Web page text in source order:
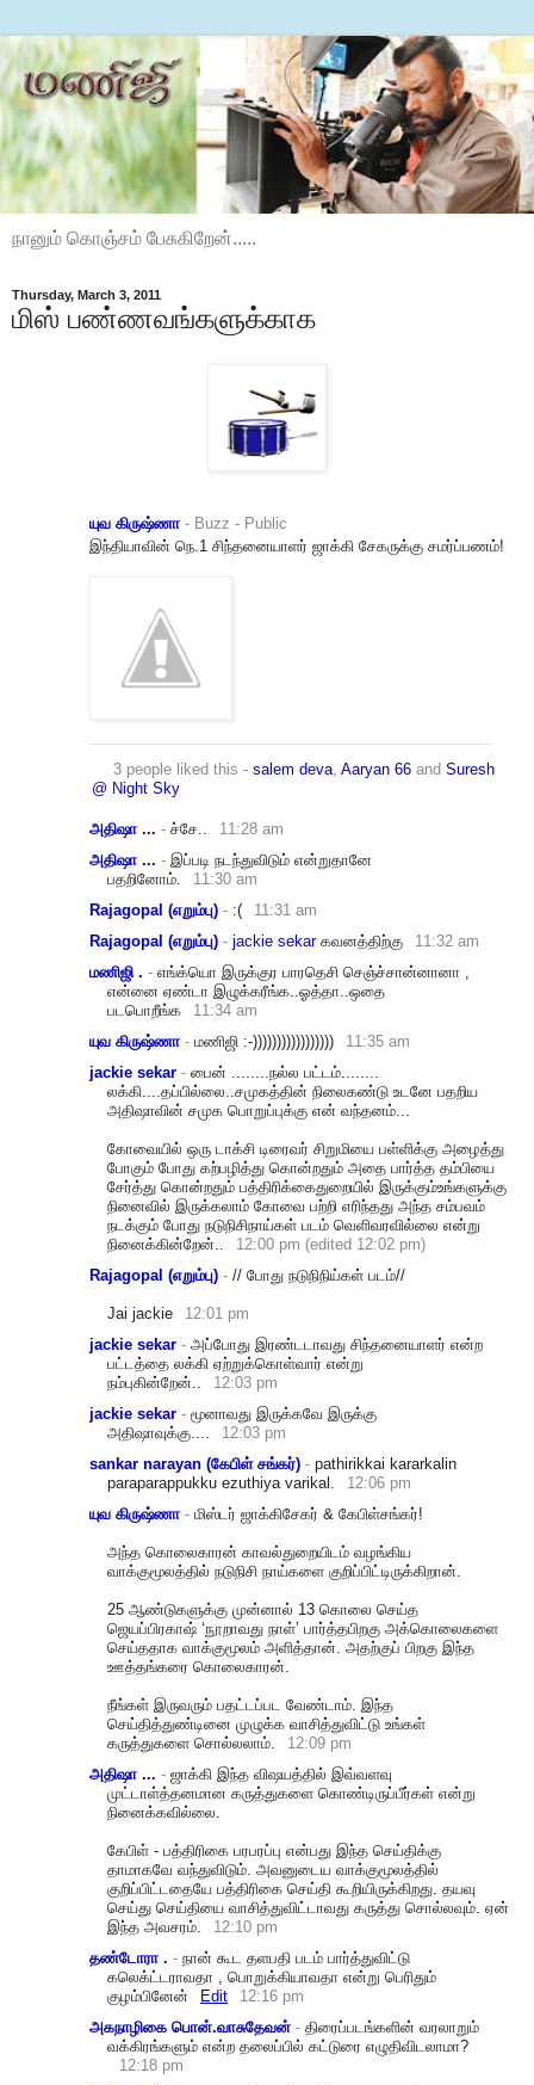
நானும் கொஞ்சம் பேசுகிறேன்.....
Thursday, March 3, 2011
மிஸ் பண்ணவங்களுக்காக
யுவ கிருஷ்ணா - Buzz - Public
இந்தியாவின் நெ.1 சிந்தனையாளர் ஜாக்கி சேகருக்கு சமர்ப்பணம்!
3 people liked this - salem deva Aaryan 66 and Suresh
@ Night Sky
அதிஷா ... - ச்சே..
11:28 am
அதிஷா ... - இப்படி நடந்துவிடும் என்றுதானே
பதறினோம்.
11:30 am
Rajagopal (எறும்பு) - :(
11:31 am
Rajagopal (எறும்பு) - jackie sekarகவனத்திற்கு
11:32 am
மணிஜி . - எங்க்யொ இருக்குர பாரதெசி செஞ்ச்சான்னானா ,
என்னை ஏண்டா இழுக்கரீங்க..ஓத்தா.. ஒதை
படபொறீங்க
11:34 am
யுவ கிருஷ்ணா - மணிஜி :-)))))))))))))))))
11:35 am
jackie sekar - பைன் ........நல்ல பட்டம்........
லக்கி....தப்பில்லை.. சமுகத்தின் நிலைகண்டு உடனே பதறிய
அதிஷாவின் சமுக பொறுப்புக்கு என் வந்தனம்...
கோவையில் ஒரு டாக்சி டிரைவர் சிறுமியை பள்ளிக்கு அழைத்து
போகும் போது கற்பழித்து கொன்றதும் அதை பார்த்த தம்பியை
சேர்த்து கொன்றதும் பத்திரிக்கைதுறையில் இருக்கும்உங்களுக்கு
நினைவில் இருக்கலாம் கோவை பற்றி எரிந்தது அந்த சம்பவம்
நடக்கும் போது நடுநிசிநாய்கள் படம் வெளிவரவில்லை என்று
நினைக்கின்றேன்..
12:00 pm (edited 12:02 pm)
Rajagopal (எறும்பு) - // போது நடுநிநிய்கள் படம்//
Jai jackie
12:01 pm
jackie sekar - அப்போது இரண்டடாவது சிந்தனையாளர் என்ற
பட்டத்தை லக்கி ஏற்றுக்கொள்வார் என்று
நம்புகின்றேன்..
12:03 pm
jackie sekar - மூனாவது இருக்கவே இருக்கு
அதிஷாவுக்கு....
12:03 pm
sankar narayan (கேபிள் சங்கர்) - pathirikkai kararkalin
paraparappukku ezuthiya varikal.
12:06 pm
யுவ கிருஷ்ணா - மிஸ்டர் ஜாக்கிசேகர் & கேபிள்சங்கர்!
அந்த கொலைகாரன் காவல்துறையிடம் வழங்கிய
வாக்குமூலத்தில் நடுநிசி நாய்களை குறிப்பிட்டிருக்கிறான்.
25 ஆண்டுகளுக்கு முன்னால் 13 கொலை செய்த
ஜெயப்பிரகாஷ் ‘நூறாவது நாள்’ பார்த்தபிறகு அக்கொலைகளை
செய்ததாக வாக்குமூலம் அளித்தான். அதற்குப் பிறகு இந்த
ஊத்தங்கரை கொலைகாரன்.
நீங்கள் இருவரும் பதட்டப்பட வேண்டாம். இந்த
செய்தித்துண்டினை முழுக்க வாசித்துவிட்டு உங்கள்
கருத்துகளை சொல்லலாம்.
12:09 pm
அதிஷா ... - ஜாக்கி இந்த விஷயத்தில் இவ்வளவு
முட்டாள்த்தனமான கருத்துகளை கொண்டிருப்பீர்கள் என்று
நினைக்கவில்லை.
கேபிள் - பத்திரிகை பரபரப்பு என்பது இந்த செய்திக்கு
தாமாகவே வந்துவிடும். அவனுடைய வாக்குமூலத்தில்
குறிப்பிட்டதையே பத்திரிகை செய்தி கூறியிருக்கிறது. தயவு
செய்து செய்தியை வாசித்துவிட்டாவது கருத்து சொல்லவும். ஏன்
இந்த அவசரம்.
12:10 pm
தண்டோரா . - நான் கூட தளபதி படம் பார்த்துவிட்டு
கலெக்ட்டராவதா , பொறுக்கியாவதா என்று பெரிதும்
குழம்பினேன்
Edit
12:16 pm
அகநாழிகை பொன்.வாசுதேவன் - திரைப்படங்களின் வரலாறும்
வக்கிரங்களும் என்ற தலைப்பில் கட்டுரை எழுதிவிடலாமா?
12:18 pm